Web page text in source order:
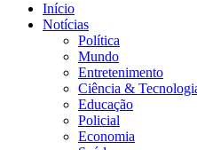
Início
Notícias
Política
Mundo
Entretenimento
Ciência &
Educação
Policial
Economia